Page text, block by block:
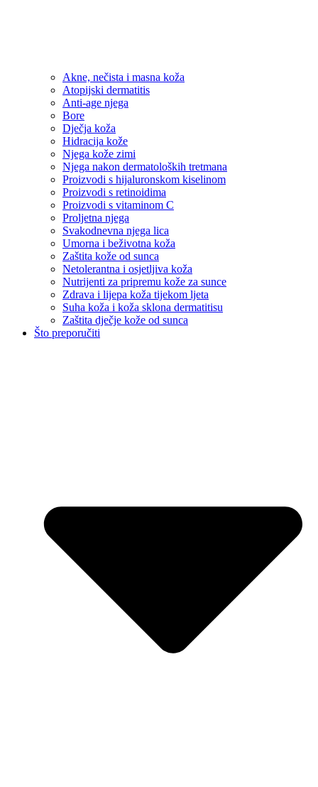
Akne, nečista i masna koža
Atopijski dermatitis
Anti-age njega
Bore
Dječja koža
Hidracija kože
Njega kože zimi
Njega nakon dermatoloških tretmana
Proizvodi s hijaluronskom kiselinom
Proizvodi s retinoidima
Proizvodi s vitaminom C
Proljetna njega
Svakodnevna njega lica
Umorna i beživotna koža
Zaštita kože od sunca
Netolerantna i osjetljiva koža
Nutrijenti za pripremu kože za sunce
Zdrava i lijepa koža tijekom ljeta
Suha koža i koža sklona dermatitisu
Zaštita dječje kože od sunca
Što preporučiti